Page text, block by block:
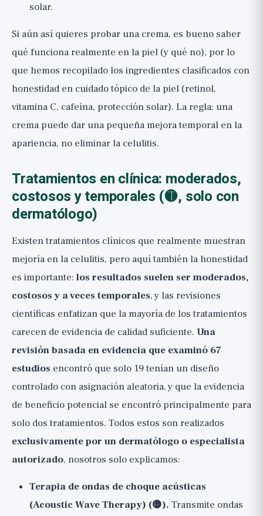
solar.
Si aún así quieres probar una crema, es bueno saber
qué funciona realmente en la piel (y qué no), por lo
que hemos recopilado los ingredientes clasificados con
honestidad en cuidado tópico de la piel (retinol,
vitamina C, cafeína, protección solar). La regla: una
crema puede dar una pequeña mejora temporal en la
apariencia, no eliminar la celulitis.
Tratamientos en clínica: moderados,
costosos y temporales (🟡, solo con
dermatólogo)
Existen tratamientos clínicos que realmente muestran
mejoría en la celulitis, pero aquí también la honestidad
es importante: los resultados suelen ser moderados,
costosos y a veces temporales, y las revisiones
científicas enfatizan que la mayoría de los tratamientos
carecen de evidencia de calidad suficiente. Una
revisión basada en evidencia que examinó 67
estudios encontró que solo 19 tenían un diseño
controlado con asignación aleatoria, y que la evidencia
de beneficio potencial se encontró principalmente para
solo dos tratamientos. Todos estos son realizados
exclusivamente por un dermatólogo o especialista
autorizado, nosotros solo explicamos:
Terapia de ondas de choque acústicas
(Acoustic Wave Therapy) (🟡). Transmite ondas